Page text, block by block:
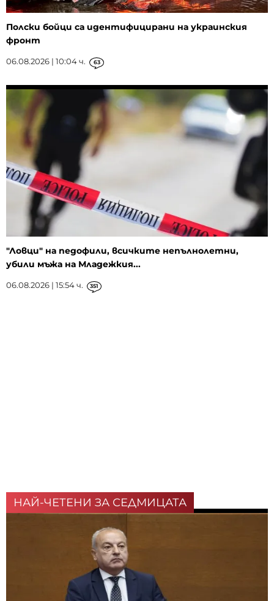
Полски бойци са идентифицирани на украинския
фронт
06.08.2026 | 10:04 ч. 63
"Ловци" на педофили, всичките непълнолетни,
убили мъжа на Младежкия...
06.08.2026 | 15:54 ч. 351
НАЙ-ЧЕТЕНИ ЗА СЕДМИЦАТА